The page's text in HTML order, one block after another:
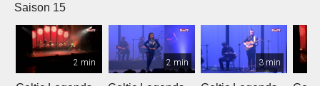
Saison 15
2 min 2 min 3 min